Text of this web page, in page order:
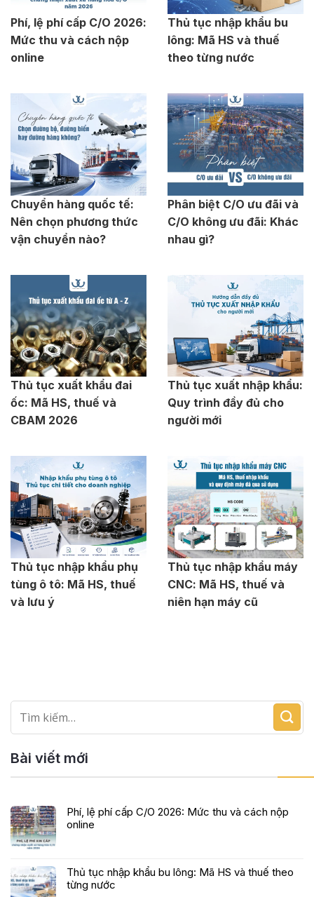
Phí, lệ phí cấp C/O 2026:
Mức thu và cách nộp
online
Thủ tục nhập khẩu bu
lông: Mã HS và thuế
theo từng nước
Chuyển hàng quốc tế:
Nên chọn phương thức
vận chuyển nào?
Phân biệt C/O ưu đãi và
C/O không ưu đãi: Khác
nhau gì?
Thủ tục xuất khẩu đai
ốc: Mã HS, thuế và
CBAM 2026
Thủ tục xuất nhập khẩu:
Quy trình đầy đủ cho
người mới
Thủ tục nhập khẩu phụ
tùng ô tô: Mã HS, thuế
và lưu ý
Thủ tục nhập khẩu máy
CNC: Mã HS, thuế và
niên hạn máy cũ
Bài viết mới
Phí, lệ phí cấp C/O 2026: Mức thu và cách nộp
online
Thủ tục nhập khẩu bu lông: Mã HS và thuế theo
từng nước